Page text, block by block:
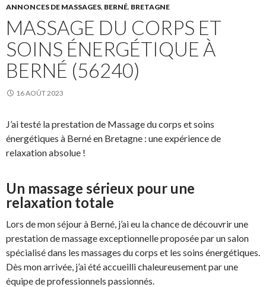
ANNONCES DE MASSAGES, BERNÉ, BRETAGNE
MASSAGE DU CORPS ET
SOINS ÉNERGÉTIQUE À
BERNÉ (56240)
16 AOÛT 2023
J’ai testé la prestation de Massage du corps et soins
énergétiques à Berné en Bretagne : une expérience de
relaxation absolue !
Un massage sérieux pour une
relaxation totale
Lors de mon séjour à Berné, j’ai eu la chance de découvrir une
prestation de massage exceptionnelle proposée par un salon
spécialisé dans les massages du corps et les soins énergétiques.
Dès mon arrivée, j’ai été accueilli chaleureusement par une
équipe de professionnels passionnés.